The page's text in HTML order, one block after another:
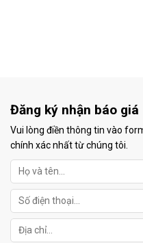
Đăng ký nhận báo giá
Vui lòng điền thông tin vào
chính xác nhất từ chúng tôi.